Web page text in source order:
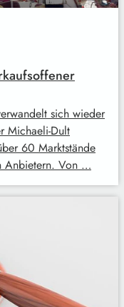
sich wieder
Michaeli-Dult
60 Marktstände
Anbietern. Von …